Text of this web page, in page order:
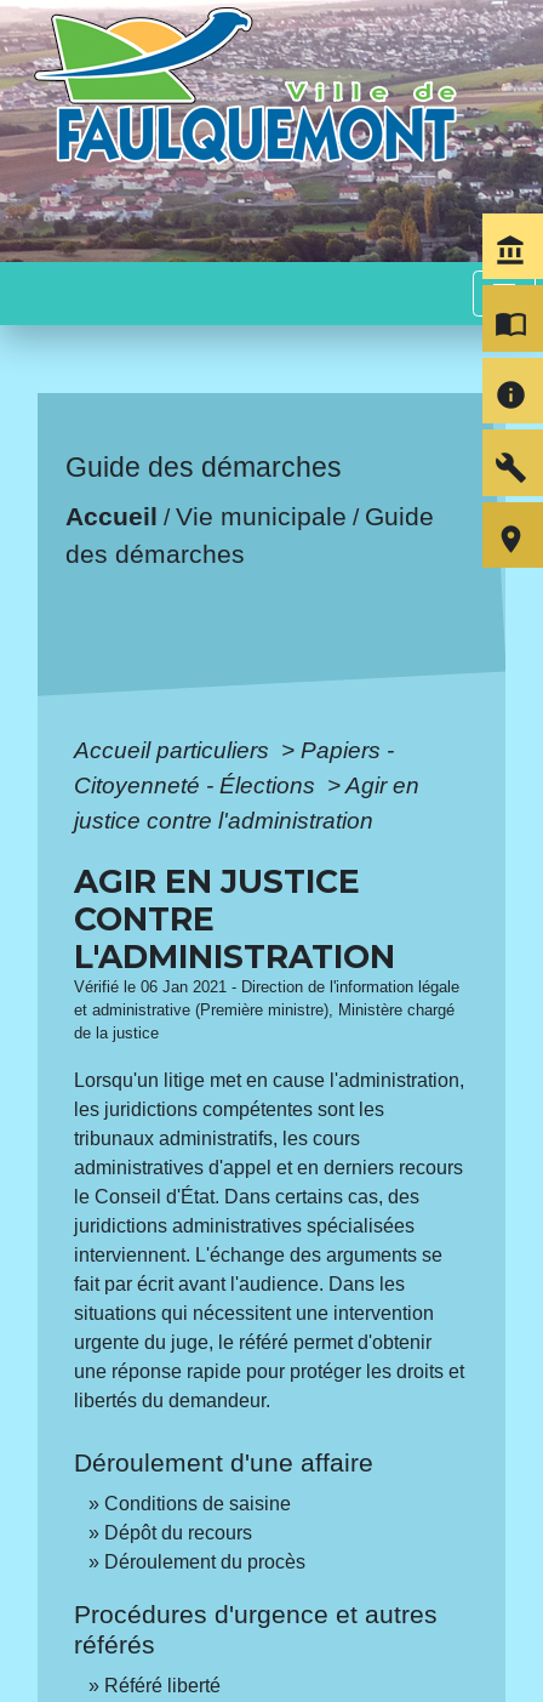
menu
Guide des démarches
Accueil /Vie municipale / Guide
des démarches
Accueil particuliers > Papiers -
Citoyenneté - Élections >Agir en
justice contre l'administration
AGIR EN JUSTICE
CONTRE
L'ADMINISTRATION
Vérifié le 06 Jan 2021 - Direction de l'information légale
et administrative (Première ministre), Ministère chargé
de la justice
Lorsqu'un litige met en cause l'administration,
les juridictions compétentes sont les
tribunaux administratifs, les cours
administratives d'appel et en derniers recours
le Conseil d'État. Dans certains cas, des
juridictions administratives spécialisées
interviennent. L'échange des arguments se
fait par écrit avant l'audience. Dans les
situations qui nécessitent une intervention
urgente du juge, le référé permet d'obtenir
une réponse rapide pour protéger les droits et
libertés du demandeur.
Déroulement d'une affaire
Conditions de saisine
Dépôt du recours
Déroulement du procès
Procédures d'urgence et autres
référés
Référé liberté
account_balance
import_contacts
info
build
room